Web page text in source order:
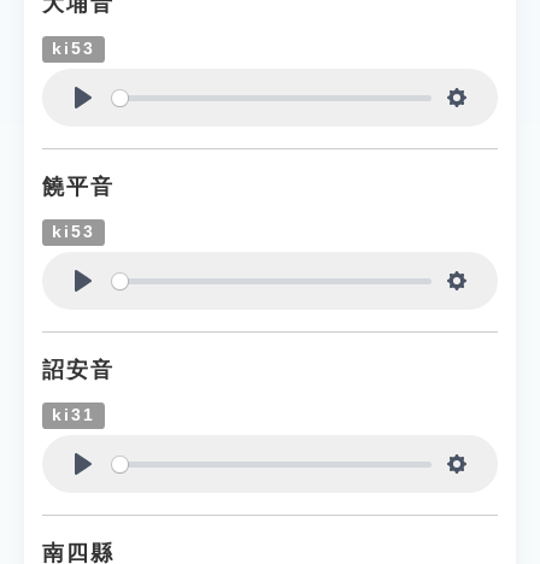
ki53
饒平音
ki53
詔安音
ki31
南四縣